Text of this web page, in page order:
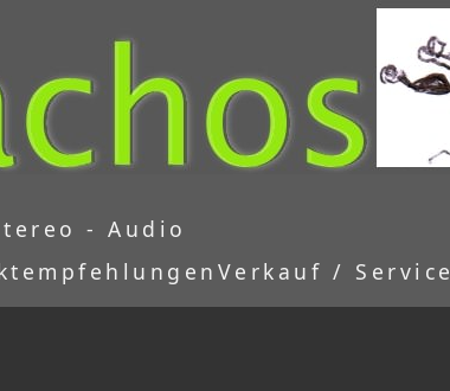
- Audio
Verkauf / Service